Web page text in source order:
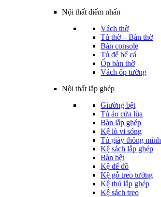
Nội thất điểm nhấn
Vách thờ
Tủ thờ – Bàn thờ
Bàn console
Tủ để bể cá
Ốp bàn thờ
Vách ốp tường
Nội thất lắp ghép
Giường bệt
Tủ áo cửa lùa
Bàn lắp ghép
Kệ lò vi sóng
Tủ giày thông minh
Kệ sách lắp ghép
Bàn bệt
Kệ để đồ
Kệ gỗ treo tường
Kệ thú lắp ghép
Kệ sách treo